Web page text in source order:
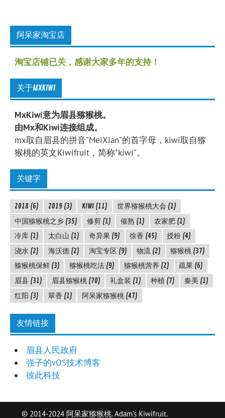
航
阿呆家淘宝店
淘宝店铺已关，感谢大家多年的支持！
关于MXKIWI
MxKiwi意为眉县猕猴桃。
由Mx和Kiwi连接组成。
mx取自眉县的拼音"MeiXian"的首字母，kiwi取自猕
猴桃的英文Kiwifruit，简称"kiwi"。
关键字
2018(6) 2019(3) KIWI(11) 世界猕猴桃大会 (1)
中国猕猴桃之乡(35) 修剪(1) 催熟(1) 农家肥 (1)
冷库(1) 太白山 (1) 奇异果 (9) 徐香 (45) 授粉 (4)
浇水(2) 海沃德(2) 淘宝专区(9) 物流 (2) 猕猴桃 (37)
猕猴桃保鲜(3) 猕猴桃吃法(9) 猕猴桃营养(2) 疏果 (6)
眉县(31) 眉县猕猴桃(70) 礼盒装 (1) 种植 (7) 秦美 (1)
红阳 (3) 翠香 (1) 阿呆家猕猴桃(47)
友情链接
眉县人民政府
强子的vOS技术博客
彼此科技
© 2014-2024 阿呆家猕猴桃. Adam's Kiwifruit.